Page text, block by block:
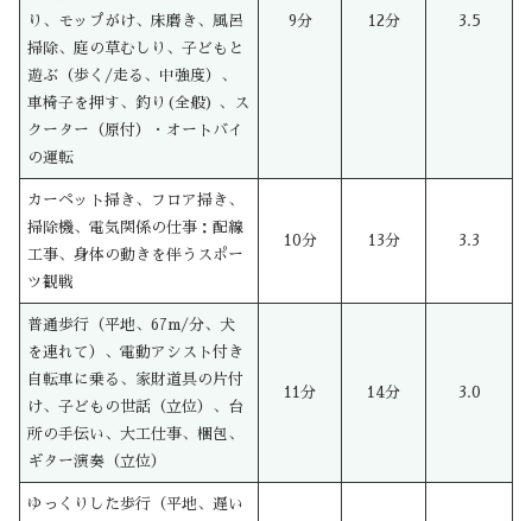
り、モップがけ、床磨き、風呂
掃除、庭の草むしり、子どもと
遊ぶ（歩く/走る、中強度）、
車椅子を押す、釣り(全般) 、ス
クーター（原付）・オートバイ
の運転
9分 12分 3.5
カーペット掃き、フロア掃き、
掃除機、電気関係の仕事：配線
工事、身体の動きを伴うスポー
ツ観戦
10分 13分 3.3
普通歩行（平地、67m/分、犬
を連れて）、電動アシスト付き
自転車に乗る、家財道具の片付
け、子どもの世話（立位）、台
所の手伝い、大工仕事、梱包、
ギター演奏（立位）
11分 14分 3.0
ゆっくりした歩行（平地、遅い